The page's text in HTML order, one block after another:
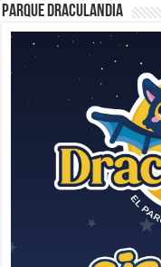
Parque Draculandia